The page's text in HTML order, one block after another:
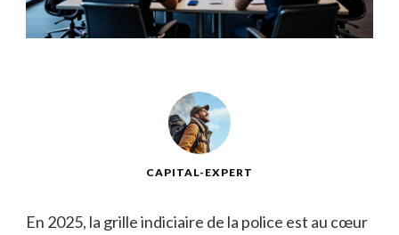
CAPITAL-EXPERT
En 2025, la grille indiciaire de la police est au cœur